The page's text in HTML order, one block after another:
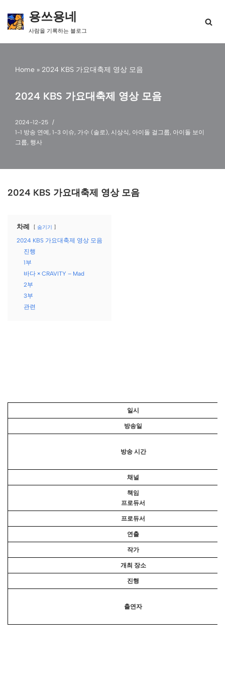
콘
용쓰용네
사람을 기록하는 블로그
Home » 2024 KBS 가요대축제 영상 모음
2024 KBS 가요대축제 영상 모음
2024-12-25
1-1 방송 연예 , 1-3 이슈, 가수 (솔로), 시상식 , 아이돌 걸그룹, 아이돌 보이
그룹, 행사
2024 KBS 가요대축제 영상 모음
차례 숨기기
2024 KBS 가요대축제 영상 모음
진행
1부
바다 × CRAVITY – Mad
2부
3부
관련
일시
방송일
방송 시간
채널
책임
프로듀서
프로듀서
연출
작가
개최 장소
진행
출연자